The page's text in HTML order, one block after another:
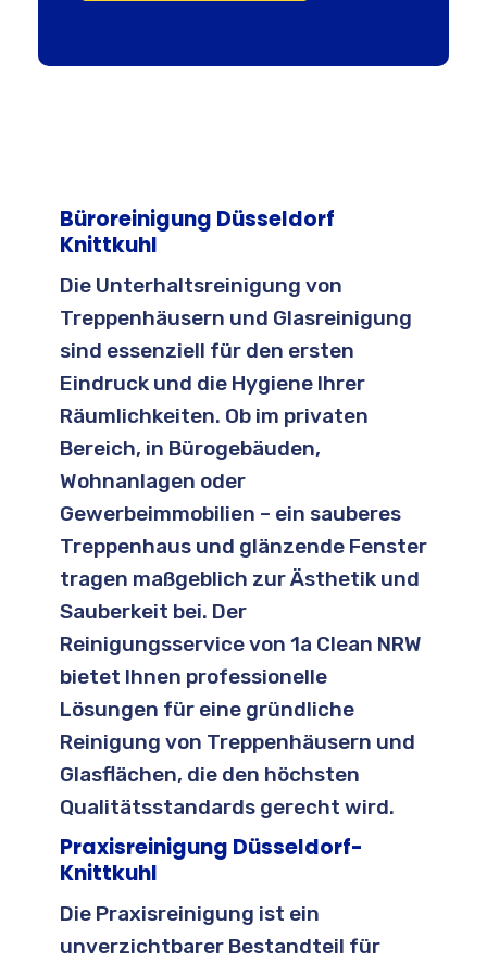
Büroreinigung Düsseldorf
Knittkuhl
Die Unterhaltsreinigung von
Treppenhäusern und Glasreinigung
sind essenziell für den ersten
Eindruck und die Hygiene Ihrer
Räumlichkeiten. Ob im privaten
Bereich, in Bürogebäuden,
Wohnanlagen oder
Gewerbeimmobilien – ein sauberes
Treppenhaus und glänzende Fenster
tragen maßgeblich zur Ästhetik und
Sauberkeit bei. Der
Reinigungsservice von 1a Clean NRW
bietet Ihnen professionelle
Lösungen für eine gründliche
Reinigung von Treppenhäusern und
Glasflächen, die den höchsten
Qualitätsstandards gerecht wird.
Praxisreinigung Düsseldorf-
Knittkuhl
Die Praxisreinigung ist ein
unverzichtbarer Bestandteil für